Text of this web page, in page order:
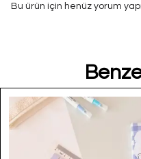
Bu ürün için henüz yorum